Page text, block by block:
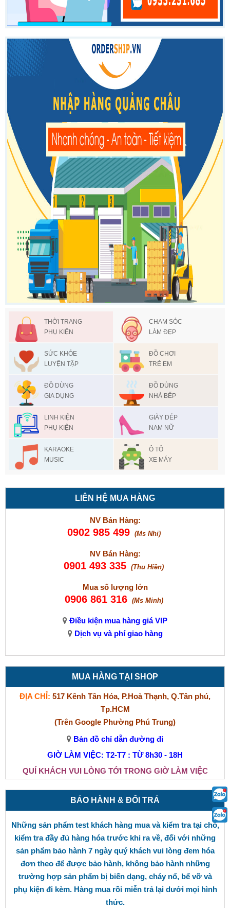
THỜI TRANG
PHỤ KIỆN
CHAM SÓC
LÀM ĐẸP
SỨC KHỎE
LUYỆN TẬP
ĐỒ CHƠI
TRẺ EM
ĐỒ DÙNG
GIA DỤNG
ĐỒ DÙNG
NHÀ BẾP
LINH KIỆN
PHỤ KIỆN
GIÀY DÉP
NAM NỮ
KARAOKE
MUSIC
Ô TÔ
XE MÁY
LIÊN HỆ MUA HÀNG
NV Bán Hàng:
0902 985 499 (Ms Nhi)
NV Bán Hàng:
0901 493 335 (Thu Hiền)
Mua số lượng lớn
0906 861 316 (Ms Minh)
Điều kiện mua hàng giá VIP
Dịch vụ và phí giao hàng
MUA HÀNG TẠI SHOP
ĐỊA CHỈ: 517 Kênh Tân Hóa, P.Hoà Thạnh, Q.Tân phú,
Tp.HCM
(Trên Google Phường Phú Trung)
Bản đồ chỉ dẫn đường đi
GIỜ LÀM VIỆC: T2-T7 : TỪ 8h30 - 18H
QUÍ KHÁCH VUI LÒNG TỚI TRONG GIỜ LÀM VIỆC
BẢO HÀNH & ĐỔI TRẢ
Những sản phẩm test khách hàng mua và kiểm tra tại chỗ,
kiểm tra đầy đủ hàng hóa trước khi ra về, đối với những
sản phẩm bảo hành 7 ngày quý khách vui lòng đem hóa
đơn theo để được bảo hành, không bảo hành những
trường hợp sản phẩm bị biến dạng, cháy nổ, bể vỡ và
phụ kiện đi kèm. Hàng mua rồi miễn trả lại dưới mọi hình
thức.